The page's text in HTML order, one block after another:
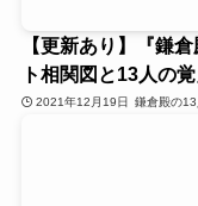
【更新あり】『鎌
ト相関図と13人の
2021年12月19日 鎌倉殿の13